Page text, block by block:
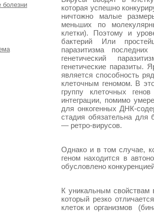
болезни
которая успешно
ничтожно малые
меньших по
клетки). Поэтому и
бактерий Или
паразитизма
генетический
генетические паразиты.
является способность
клеточным геномом. В
группу клеточных
интеграции, помимо
для онкогенных ДНК-
стадия обязательна
— ретро-вирусов.
Однако и в том случае,
геном находится в
обусловлено
К уникальным свойствам
который резко
клеток и организмов